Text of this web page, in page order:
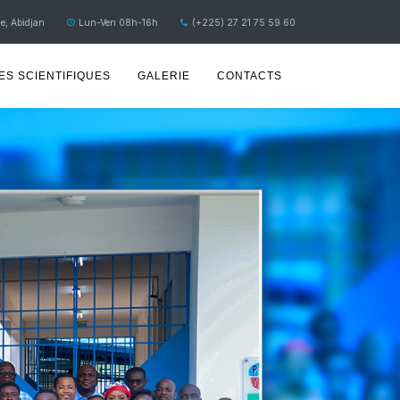
Abidjan Lun-Ven 08h-16h (+225) 27 21 75 59 60
SCIENTIFIQUES GALERIE CONTACTS